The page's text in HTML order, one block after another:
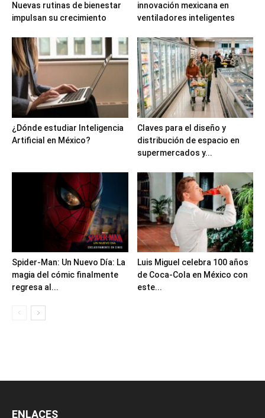
Nuevas rutinas de bienestar
impulsan su crecimiento
innovación mexicana en
ventiladores inteligentes
¿Dónde estudiar Inteligencia
Artificial en México?
Claves para el diseño y
distribución de espacio en
supermercados y...
Spider-Man: Un Nuevo Día: La
magia del cómic finalmente
regresa al...
Luis Miguel celebra 100 años
de Coca-Cola en México con
este...
ENLACES